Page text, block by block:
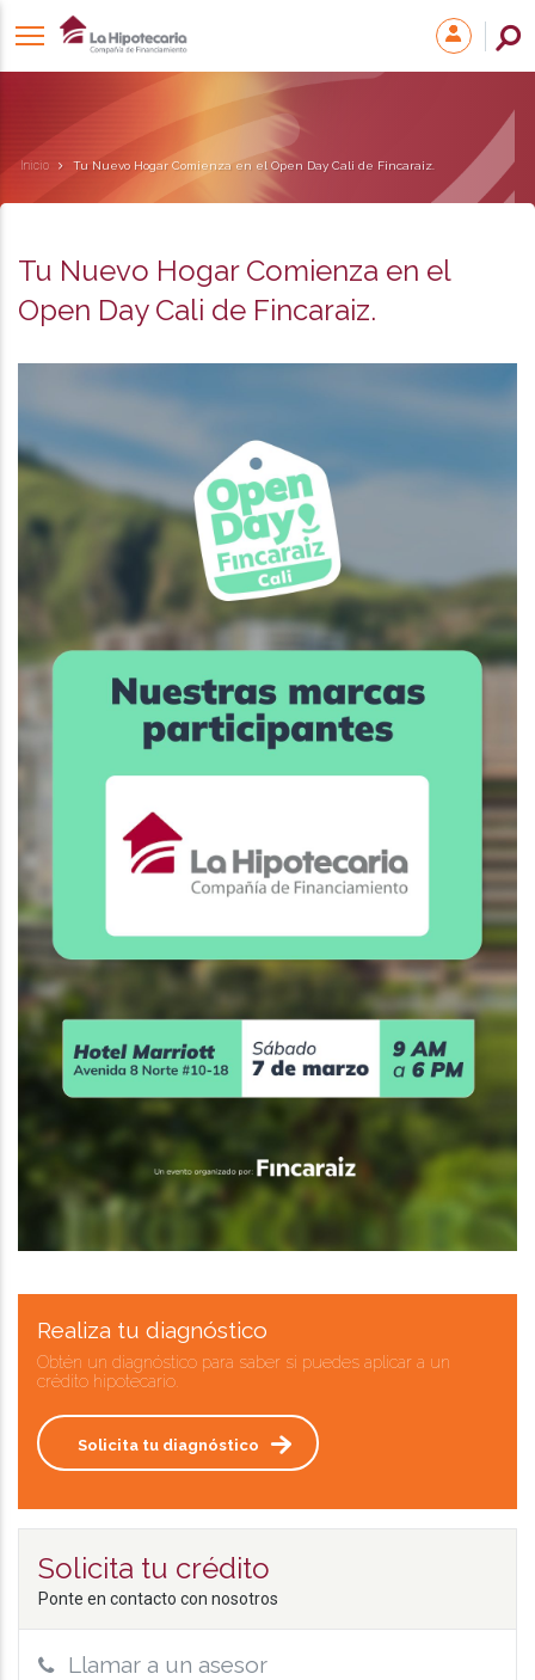
Inicio Tu Nuevo Hogar Comienza en el Open Day Cali de Fincaraiz.
Tu Nuevo Hogar Comienza en el
Open Day Cali de Fincaraiz.
Realiza tu diagnóstico
Obtén un diagnóstico para saber si puedes aplicar a un
crédito hipotecario.
Solicita tu diagnóstico
Solicita tu crédito
Ponte en contacto con nosotros
Llamar a un asesor